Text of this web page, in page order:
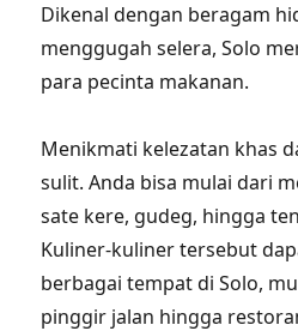
Dikenal dengan beragam
menggugah selera, Solo
para pecinta makanan.
Menikmati kelezatan khas
sulit. Anda bisa mulai dari
sate kere, gudeg, hingga
Kuliner-kuliner tersebut
berbagai tempat di Solo,
pinggir jalan hingga